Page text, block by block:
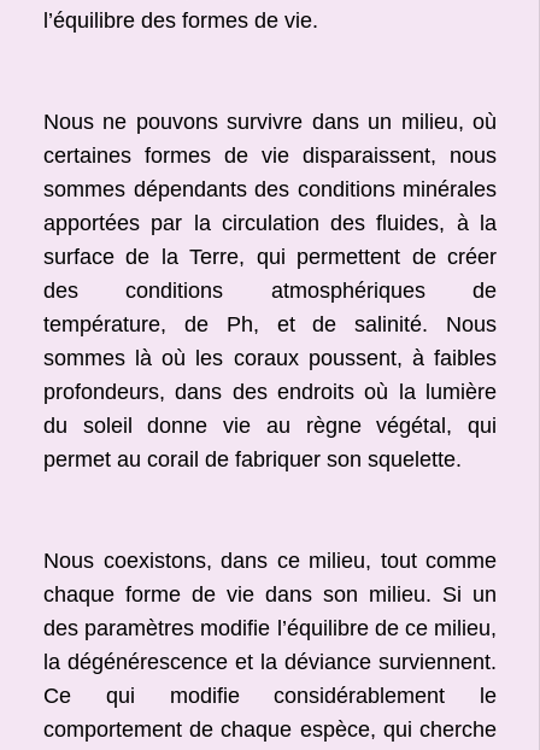
l’équilibre des formes de vie.
Nous ne pouvons survivre dans un milieu, où
certaines formes de vie disparaissent, nous
sommes dépendants des conditions minérales
apportées par la circulation des fluides, à la
surface de la Terre, qui permettent de créer
des conditions atmosphériques de
température, de Ph, et de salinité. Nous
sommes là où les coraux poussent, à faibles
profondeurs, dans des endroits où la lumière
du soleil donne vie au règne végétal, qui
permet au corail de fabriquer son squelette.
Nous coexistons, dans ce milieu, tout comme
chaque forme de vie dans son milieu. Si un
des paramètres modifie l’équilibre de ce milieu,
la dégénérescence et la déviance surviennent.
Ce qui modifie considérablement le
comportement de chaque espèce, qui cherche